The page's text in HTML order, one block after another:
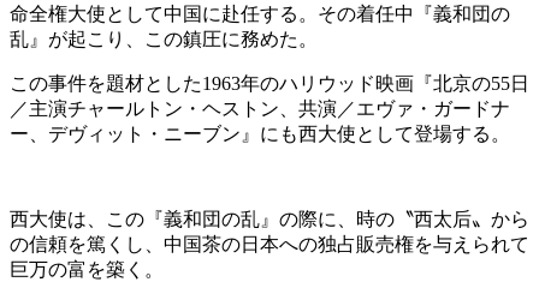
命全権大使として中国に赴任する。その着任中『義和団の
乱』が起こり、この鎮圧に務めた。
この事件を題材とした1963年のハリウッド映画『北京の55日
／主演チャールトン・ヘストン、共演／エヴァ・ガードナ
ー、デヴィット・ニーブン』にも西大使として登場する。
西大使は、この『義和団の乱』の際に、時の〝西太后〟から
の信頼を篤くし、中国茶の日本への独占販売権を与えられて
巨万の富を築く。